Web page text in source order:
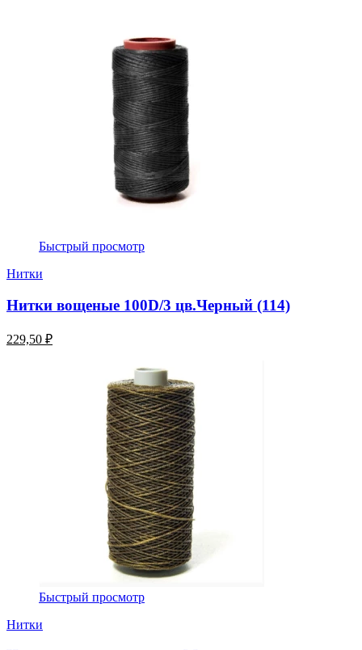
Быстрый просмотр
Нитки
Нитки вощеные 100D/3 цв.Черный (114)
229,50 ₽
Быстрый просмотр
Нитки